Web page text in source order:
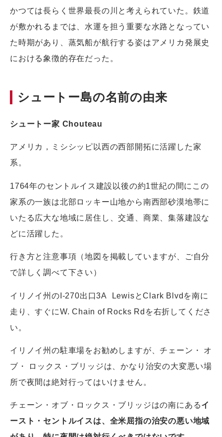
かつては長らく世界最長の川と考えられていた。鉄道
が敷かれるまでは、水運を担う重要な水路となってい
た時期があり、蒸気船が航行する姿はアメリカ発展史
における象徴的存在だった。
シュートー島の名前の由来
シュートー家 Chouteau
アメリカ，ミシシッピ以西の西部開拓に活躍した家
系。
1764年のセントルイス建設以後の約1世紀の間にこの
家系の一族は北部ロッキー山地から南西部砂漠地帯に
いたる広大な地域に居住し、交通、商業、集落建設な
どに活躍した。
行き方と注意事項（地図を掲載していますが、ご自分
で詳しく調べて下さい）
イリノイ州のI-270出口3A LewisとClark Blvdを南に
走り、すぐにW. Chain of Rocks Rdを右折してくださ
い。
イリノイ州の駐車場をお勧めしますが、チェーン・ オ
ブ・ ロックス・ブリッジは、かなり治安の大変悪い場
所で夜間は絶対行ってはいけません。
チェーン・オブ・ロックス・ブリッジはの南にあるイ
ースト・セントルイスは、全米屈指の治安の悪い地域